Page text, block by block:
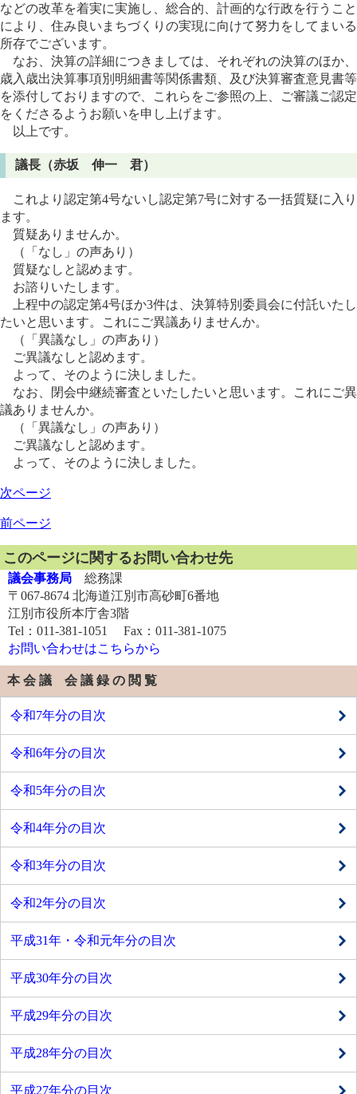
などの改革を着実に実施し、総合的、計画的な行政を行うこと
により、住み良いまちづくりの実現に向けて努力をしてまいる
所存でございます。
なお、決算の詳細につきましては、それぞれの決算のほか、
歳入歳出決算事項別明細書等関係書類、及び決算審査意見書等
を添付しておりますので、これらをご参照の上、ご審議ご認定
をくださるようお願いを申し上げます。
以上です。
議長（赤坂 伸一 君）
これより認定第4号ないし認定第7号に対する一括質疑に入り
ます。
質疑ありませんか。
（「なし」の声あり）
質疑なしと認めます。
お諮りいたします。
上程中の認定第4号ほか3件は、決算特別委員会に付託いたし
たいと思います。これにご異議ありませんか。
（「異議なし」の声あり）
ご異議なしと認めます。
よって、そのように決しました。
なお、閉会中継続審査といたしたいと思います。これにご異
議ありませんか。
（「異議なし」の声あり）
ご異議なしと認めます。
よって、そのように決しました。
次ページ
前ページ
このページに関するお問い合わせ先
議会事務局 総務課
〒067-8674 北海道江別市高砂町6番地
江別市役所本庁舎3階
Tel：011-381-1051 Fax：011-381-1075
お問い合わせはこちらから
本 会 議 会 議 録 の 閲 覧
令和7年分の目次
令和6年分の目次
令和5年分の目次
令和4年分の目次
令和3年分の目次
令和2年分の目次
平成31年・令和元年分の目次
平成30年分の目次
平成29年分の目次
平成28年分の目次
平成27年分の目次